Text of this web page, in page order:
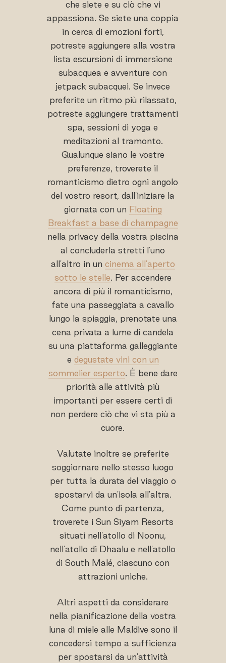
che siete e su ciò che vi
appassiona. Se siete una coppia
in cerca di emozioni forti,
potreste aggiungere alla vostra
lista escursioni di immersione
subacquea e avventure con
jetpack subacquei. Se invece
preferite un ritmo più rilassato,
potreste aggiungere trattamenti
spa, sessioni di yoga e
meditazioni al tramonto.
Qualunque siano le vostre
preferenze, troverete il
romanticismo dietro ogni angolo
del vostro resort, dall'iniziare la
giornata con un Floating
Breakfast a base di champagne
nella privacy della vostra piscina
al concluderla stretti l'uno
all'altro in un cinema all'aperto
sotto le stelle. Per accendere
ancora di più il romanticismo,
fate una passeggiata a cavallo
lungo la spiaggia, prenotate una
cena privata a lume di candela
su una piattaforma galleggiante
e degustate vini con un
sommelier esperto. È bene dare
priorità alle attività più
importanti per essere certi di
non perdere ciò che vi sta più a
cuore.
Valutate inoltre se preferite
soggiornare nello stesso luogo
per tutta la durata del viaggio o
spostarvi da un'isola all'altra.
Come punto di partenza,
troverete i Sun Siyam Resorts
situati nell'atollo di Noonu,
nell'atollo di Dhaalu e nell'atollo
di South Malé, ciascuno con
attrazioni uniche.
Altri aspetti da considerare
nella pianificazione della vostra
luna di miele alle Maldive sono il
concedersi tempo a sufficienza
per spostarsi da un'attività